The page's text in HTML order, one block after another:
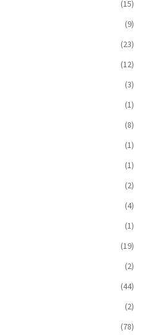
(15)
(9)
(23)
(12)
(3)
(1)
(8)
(1)
(1)
(2)
(4)
(1)
(19)
(2)
(44)
(2)
(78)